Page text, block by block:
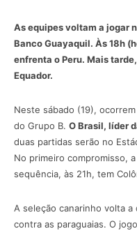
As equipes voltam a jogar
Banco Guayaquil. Às 18h
enfrenta o Peru. Mais
Equador.
Neste sábado (19),
do Grupo B. O Brasil, líder
duas partidas serão no
No primeiro compromisso,
sequência, às 21h, tem
A seleção canarinho volta
contra as paraguaias. O